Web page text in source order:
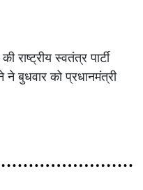
राष्ट्रीय स्वतंत्र पार्टी
ने बुधवार को प्रधानमंत्री